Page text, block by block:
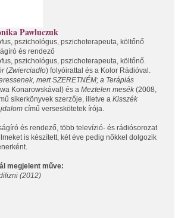
Pawluczuk
pszichológus, pszichoterapeuta, költőnő
és rendező
pszichológus, pszichoterapeuta, költőnő.
(Zwierciadło) folyóirattal és a Kolor Rádióval.
mert SZERETNÉM; a Terápiás
Konarowskával) és a Meztelen mesék (2008,
sikerkönyvek szerzője, illetve a Kisszék
című verseskötetek írója.
és rendező, több televízió- és rádiósorozat
is készített, két éve pedig nőkkel dolgozik
megjelent műve:
(2012)